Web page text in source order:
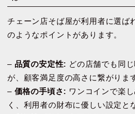
チェーン店そば屋が利用者に選ば
のようなポイントがあります。
– 品質の安定性: どの店舗でも同
が、顧客満足度の高さに繋がりま
– 価格の手頃さ: ワンコインで楽
く、利用者の財布に優しい設定と